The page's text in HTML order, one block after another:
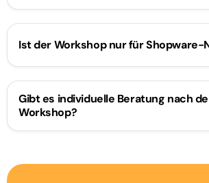
Ist der Workshop nur für Shopware-
Gibt es individuelle Beratung nach
Workshop?